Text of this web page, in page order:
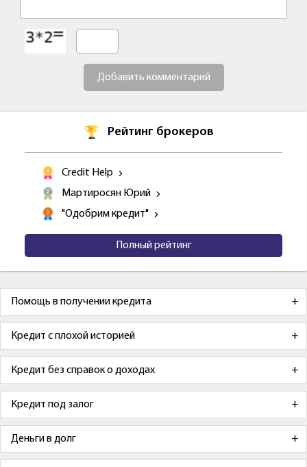
Добавить комментарий
Рейтинг брокеров
Credit Help
Мартиросян Юрий
"Одобрим кредит"
Полный рейтинг
Помощь в получении кредита
Кредит с плохой историей
Кредит без справок о доходах
Кредит под залог
Деньги в долг